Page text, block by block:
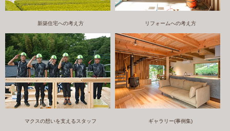
新築住宅への考え方 リフォームへの考え方
マクスの想いを支えるスタッフ ギャラリー(事例集)